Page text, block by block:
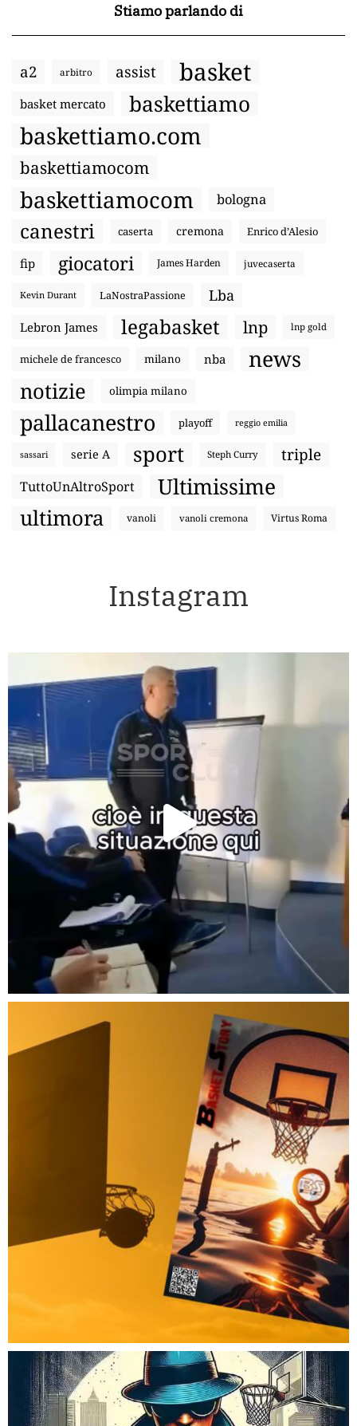
Stiamo parlando di
a2 arbitro assist basket
basket mercato baskettiamo
baskettiamo.com
baskettiamocom
baskettiamocom bologna
canestri caserta cremona Enrico d’Alesio
fip giocatori James Harden juvecaserta
Kevin Durant LaNostraPassione Lba
Lebron James legabasket lnp lnp gold
michele de francesco milano nba news
notizie olimpia milano
pallacanestro playoff reggio emilia
sassari serie A sport Steph Curry triple
TuttoUnAltroSport Ultimissime
ultimora vanoli vanoli cremona Virtus Roma
Instagram